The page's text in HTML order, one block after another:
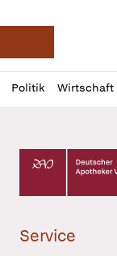
Deutsche
Politik Wirtschaft
Profil
öffnen
Daz
Pur
Deutscher
Service